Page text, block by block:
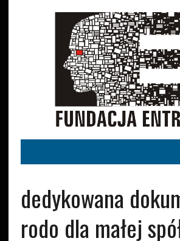
dedykowana
rodo dla małej